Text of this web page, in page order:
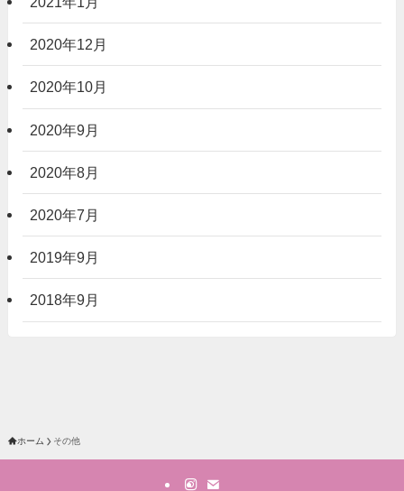
2020年12月
2020年10月
2020年9月
2020年8月
2020年7月
2019年9月
2018年9月
ホーム その他